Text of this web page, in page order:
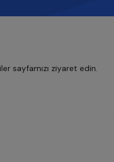
sayfamızı ziyaret edin.